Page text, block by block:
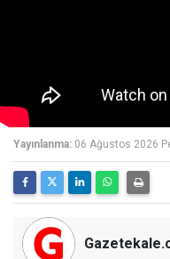
Yayınlanma: 06 Ağustos 2026